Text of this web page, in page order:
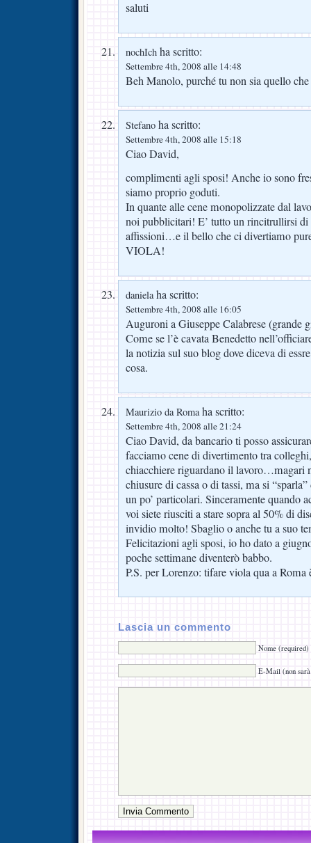
saluti
nochIch ha scritto:
Settembre 4th, 2008 alle 14:48
Beh Manolo, purché tu non sia quello
Stefano ha scritto:
Settembre 4th, 2008 alle 15:18
Ciao David,
complimenti agli sposi! Anche io sono
siamo proprio goduti.
In quante alle cene monopolizzate dal
noi pubblicitari! E’ tutto un rincitrullirsi di
affissioni…e il bello che ci divertiamo
VIOLA!
danielaha scritto:
Settembre 4th, 2008 alle 16:05
Auguroni a Giuseppe Calabrese (grande
Come se l’è cavata Benedetto
la notizia sul suo blog dove diceva di
cosa.
Maurizio da Romaha scritto:
Settembre 4th, 2008 alle 21:24
Ciao David, da bancario ti posso
facciamo cene di divertimento tra
chiacchiere riguardano il lavoro…magari
chiusure di cassa o di tassi, ma si
un po’ particolari. Sinceramente quando
voi siete riusciti a stare sopra al 50% di
invidio molto! Sbaglio o anche tu a suo
Felicitazioni agli sposi, io ho dato a
poche settimane diventerò babbo.
P.S. per Lorenzo: tifare viola qua a
Lascia un commento
Nome (required)
E-Mail (non